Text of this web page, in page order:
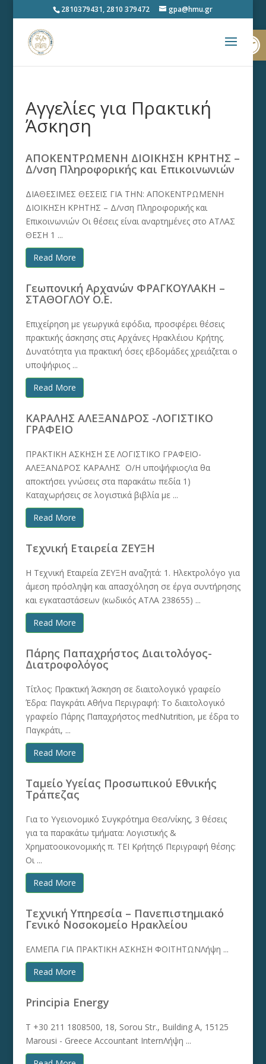
2810379431, 2810 379472 gpa@hmu.gr
Αγγελίες για Πρακτική
Άσκηση
ΑΠΟΚΕΝΤΡΩΜΕΝΗ ΔΙΟΙΚΗΣΗ ΚΡΗΤΗΣ –
Δ/νση Πληροφορικής και Επικοινωνιών
ΔΙΑΘΕΣΙΜΕΣ ΘΕΣΕΙΣ ΓΙΑ ΤΗΝ: ΑΠΟΚΕΝΤΡΩΜΕΝΗ
ΔΙΟΙΚΗΣΗ ΚΡΗΤΗΣ – Δ/νση Πληροφορικής και
Επικοινωνιών Οι θέσεις είναι αναρτημένες στο ΑΤΛΑΣ
ΘΕΣΗ 1 ...
Read More
Γεωπονική Αρχανών ΦΡΑΓΚΟΥΛΑΚΗ –
ΣΤΑΘΟΓΛΟΥ Ο.Ε.
Επιχείρηση με γεωργικά εφόδια, προσφέρει θέσεις
πρακτικής άσκησης στις Αρχάνες Ηρακλέιου Κρήτης.
Δυνατότητα για πρακτική όσες εβδομάδες χρειάζεται ο
υποψήφιος ...
Read More
ΚΑΡΑΛΗΣ ΑΛΕΞΑΝΔΡΟΣ -ΛΟΓΙΣΤΙΚΟ
ΓΡΑΦΕΙΟ
ΠΡΑΚΤΙΚΗ ΑΣΚΗΣΗ ΣΕ ΛΟΓΙΣΤΙΚΟ ΓΡΑΦΕΙΟ-
ΑΛΕΞΑΝΔΡΟΣ ΚΑΡΑΛΗΣ Ο/Η υποψήφιος/ια θα
αποκτήσει γνώσεις στα παρακάτω πεδία 1)
Καταχωρήσεις σε λογιστικά βιβλία με ...
Read More
Τεχνική Εταιρεία ΖΕΥΞΗ
Η Τεχνική Εταιρεία ΖΕΥΞΗ αναζητά: 1. Ηλεκτρολόγο για
άμεση πρόσληψη και απασχόληση σε έργα συντήρησης
και εγκαταστάσεων (κωδικός ΑΤΛΑ 238655) ...
Read More
Πάρης Παπαχρήστος Διαιτολόγος-
Διατροφολόγος
Τίτλος: Πρακτική Άσκηση σε διαιτολογικό γραφείο
Έδρα: Παγκράτι Αθήνα Περιγραφή: Το διαιτολογικό
γραφείο Πάρης Παπαχρήστος medNutrition, με έδρα το
Παγκράτι, ...
Read More
Ταμείο Υγείας Προσωπικού Εθνικής
Τράπεζας
Για το Υγειονομικό Συγκρότημα Θεσ/νίκης, 3 θέσεις
για τα παρακάτω τμήματα: Λογιστικής &
Χρηματοοικονομικής π. ΤΕΙ Κρήτης6 Περιγραφή θέσης:
Οι ...
Read More
Τεχνική Υπηρεσία – Πανεπιστημιακό
Γενικό Νοσοκομείο Ηρακλείου
ΕΛΜΕΠΑ ΓΙΑ ΠΡΑΚΤΙΚΗ ΑΣΚΗΣΗ ΦΟΙΤΗΤΩΝΛήψη ...
Read More
Principia Energy
T +30 211 1808500, 18, Sorou Str., Building A, 15125
Marousi - Greece Accountant InternΛήψη ...